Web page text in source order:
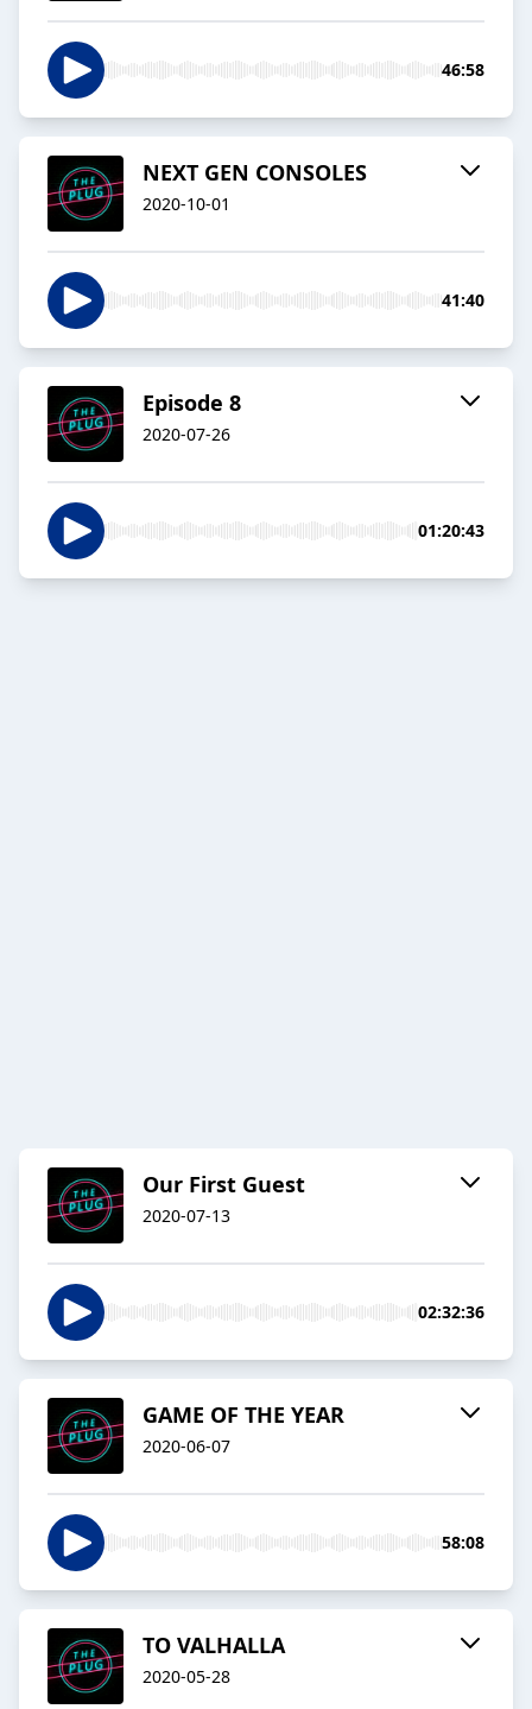
46:58
NEXT GEN CONSOLES
2020-10-01
41:40
Episode 8
2020-07-26
01:20:43
Our First Guest
2020-07-13
02:32:36
GAME OF THE YEAR
2020-06-07
58:08
TO VALHALLA
2020-05-28